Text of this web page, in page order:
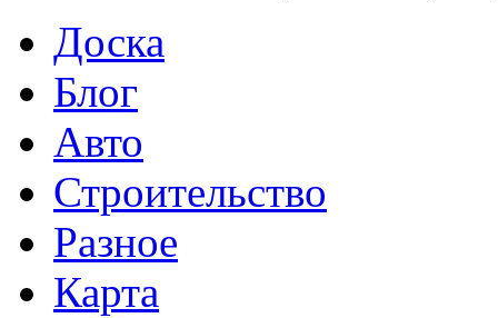
Доска
Блог
Авто
Строительство
Разное
Карта